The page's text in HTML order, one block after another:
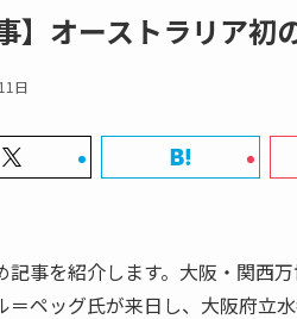
】オーストラリア
日
記事を紹介します。大阪・関西
ペッグ氏が来日し、大阪府立